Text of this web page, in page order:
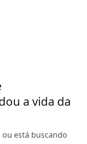
a vida da
está buscando